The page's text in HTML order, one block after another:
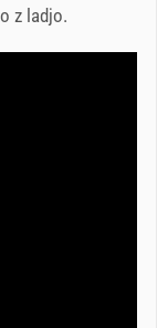
z ladjo.